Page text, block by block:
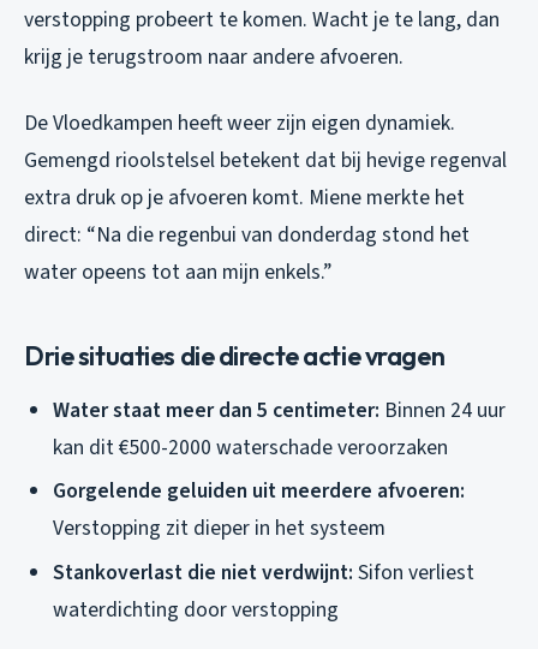
verstopping probeert te komen. Wacht je te lang, dan
krijg je terugstroom naar andere afvoeren.
De Vloedkampen heeft weer zijn eigen dynamiek.
Gemengd rioolstelsel betekent dat bij hevige regenval
extra druk op je afvoeren komt. Miene merkte het
direct: “Na die regenbui van donderdag stond het
water opeens tot aan mijn enkels.”
Drie situaties die directe actie vragen
Water staat meer dan 5 centimeter: Binnen 24 uur
kan dit €500-2000 waterschade veroorzaken
Gorgelende geluiden uit meerdere afvoeren:
Verstopping zit dieper in het systeem
Stankoverlast die niet verdwijnt: Sifon verliest
waterdichting door verstopping